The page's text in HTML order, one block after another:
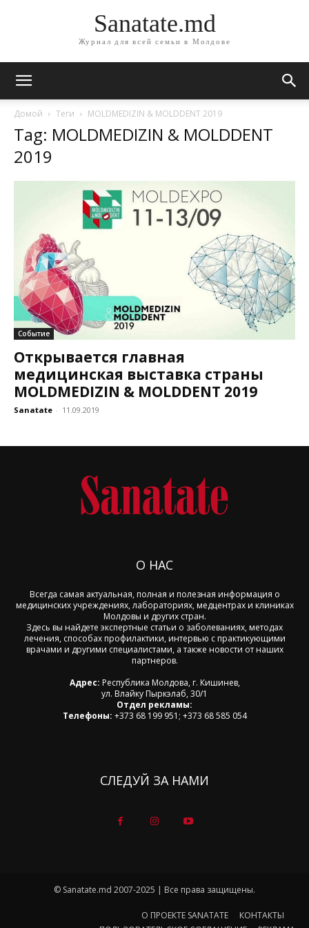
Sanatate.md
Журнал для всей семьи в Молдове
Домой Теги MOLDMEDIZIN & MOLDDENT 2019
Tag: MOLDMEDIZIN & MOLDDENT
2019
Событие
Открывается главная
медицинская выставка страны
MOLDMEDIZIN & MOLDDENT 2019
Sanatate - 11.09.2019
О НАС
Всегда самая актуальная, полная и полезная информация о
медицинских учреждениях, лабораториях, медцентрах и клиниках
Молдовы и других стран.
Здесь вы найдете экспертные статьи о заболеваниях, методах
лечения, способах профилактики, интервью с практикующими
врачами и другими специалистами, а также новости от наших
партнеров.
Адрес: Республика Молдова, г. Кишинев,
ул. Влайку Пыркэлаб, 30/1
Отдел рекламы:
Телефоны: +373 68 199 951; +373 68 585 054
СЛЕДУЙ ЗА НАМИ
© Sanatate.md 2007-2025 | Все права защищены.
О ПРОЕКТЕ SANATATE
КОНТАКТЫ